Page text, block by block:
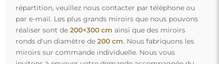
complètement gratuitement. Nous disposons de notre
propre flotte de véhicules et de personnel formé, c’est
pourquoi nous pouvons vous garantir que le miroir arrivera
en parfait état, sans frais supplémentaires. Même si vous
commandez un miroir de grande taille, vous pouvez
compter sur une livraison rapide.